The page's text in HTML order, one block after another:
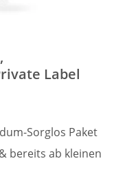
Label
Sorglos Paket
bereits ab kleinen